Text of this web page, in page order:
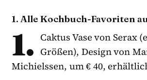
1. Alle Kochbuch-Favoriten
1. Caktus Vase von Serax
Größen), Design von
Michielssen, um € 40,